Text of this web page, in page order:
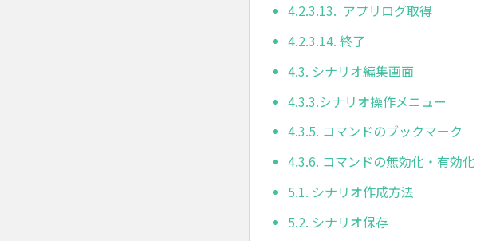
4.2.3.13. アプリログ取得
4.2.3.14. 終了
4.3. シナリオ編集画面
4.3.3.シナリオ操作メニュー
4.3.5. コマンドのブックマーク
4.3.6. コマンドの無効化・有効化
5.1. シナリオ作成方法
5.2. シナリオ保存